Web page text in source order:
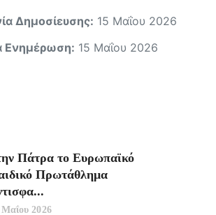
Δημοσίευσης: 15 Μαΐου 2026
Ενημέρωση: 15 Μαΐου 2026
Πάτρα το Ευρωπαϊκό
Πρωτάθλημα
Μαΐου 2026